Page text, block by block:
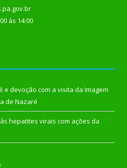
às 14:00
devoção com a visita da Imagem
de Nazaré
hepatites virais com ações da